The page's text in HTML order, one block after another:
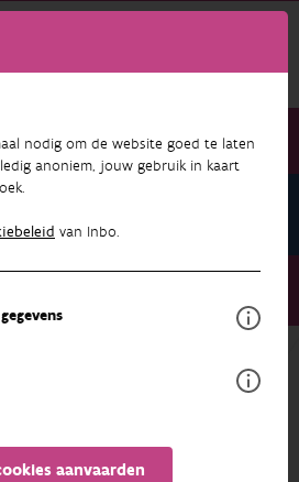
nodig om de website goed te laten
anoniem, jouw gebruik in kaart
van Inbo.
aanvaarden
meer op elkaar